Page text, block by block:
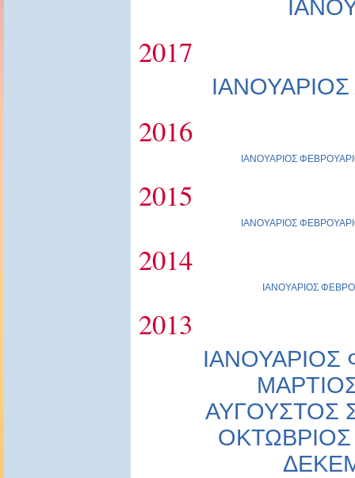
2017
ΙΑΝΟΥΑΡΙΟΣ
2016
ΙΑΝΟΥΑΡΙΟΣ
2015
ΙΑΝΟΥΑΡΙΟΣ
2014
ΙΑΝΟΥΑΡΙΟΣ
2013
ΙΑΝΟΥΑΡΙΟΣ
ΑΥΓΟΥΣΤΟΣ
ΟΚΤΩΒΡΙΟΣ